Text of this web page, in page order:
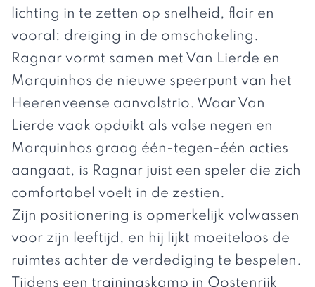
lichting in te zetten op snelheid, flair en
vooral: dreiging in de omschakeling.
Ragnar vormt samen met Van Lierde en
Marquinhos de nieuwe speerpunt van het
Heerenveense aanvalstrio. Waar Van
Lierde vaak opduikt als valse negen en
Marquinhos graag één-tegen-één acties
aangaat, is Ragnar juist een speler die zich
comfortabel voelt in de zestien.
Zijn positionering is opmerkelijk volwassen
voor zijn leeftijd, en hij lijkt moeiteloos de
ruimtes achter de verdediging te bespelen.
Tijdens een trainingskamp in Oostenrijk